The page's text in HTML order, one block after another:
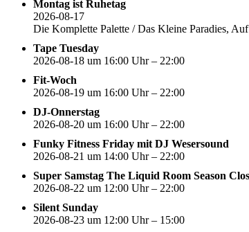
Montag ist Ruhetag
2026-08-17
Die Komplette Palette / Das Kleine Paradies,
Tape Tuesday
2026-08-18 um 16:00 Uhr – 22:00
Fit-Woch
2026-08-19 um 16:00 Uhr – 22:00
DJ-Onnerstag
2026-08-20 um 16:00 Uhr – 22:00
Funky Fitness Friday mit DJ Wesersound
2026-08-21 um 14:00 Uhr – 22:00
Super Samstag The Liquid Room Season
2026-08-22 um 12:00 Uhr – 22:00
Silent Sunday
2026-08-23 um 12:00 Uhr – 15:00